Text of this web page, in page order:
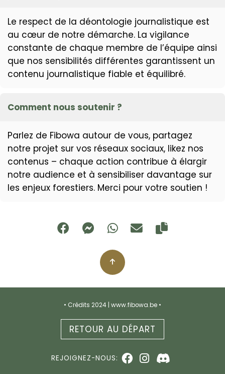
Le respect de la déontologie journalistique est
au cœur de notre démarche. La vigilance
constante de chaque membre de l’équipe ainsi
que nos sensibilités différentes garantissent un
contenu journalistique fiable et équilibré.
Comment nous soutenir ?
Parlez de Fibowa autour de vous, partagez
notre projet sur vos réseaux sociaux, likez nos
contenus – chaque action contribue à élargir
notre audience et à sensibiliser davantage sur
les enjeux forestiers. Merci pour votre soutien !
• Crédits 2024 | www.fibowa.be •
RETOUR AU DÉPART
REJOIGNEZ-NOUS: